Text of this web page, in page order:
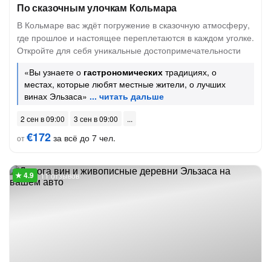
По сказочным улочкам Кольмара
В Кольмаре вас ждёт погружение в сказочную атмосферу,
где прошлое и настоящее переплетаются в каждом уголке.
Откройте для себя уникальные достопримечательности
«Вы узнаете о гастрономических традициях, о
местах, которые любят местные жители, о лучших
винах Эльзаса»
2 сен в 09:00
3 сен в 09:00
от€172 за всё до 7 чел.
11 отзывов